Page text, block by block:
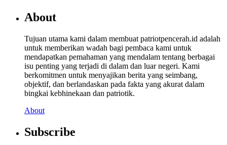
About
Tujuan utama kami dalam membuat patriotpencerah.id adalah
untuk memberikan wadah bagi pembaca kami untuk
mendapatkan pemahaman yang mendalam tentang berbagai
isu penting yang terjadi di dalam dan luar negeri. Kami
berkomitmen untuk menyajikan berita yang seimbang,
objektif, dan berlandaskan pada fakta yang akurat dalam
bingkai kebhinekaan dan patriotik.
About
Subscribe